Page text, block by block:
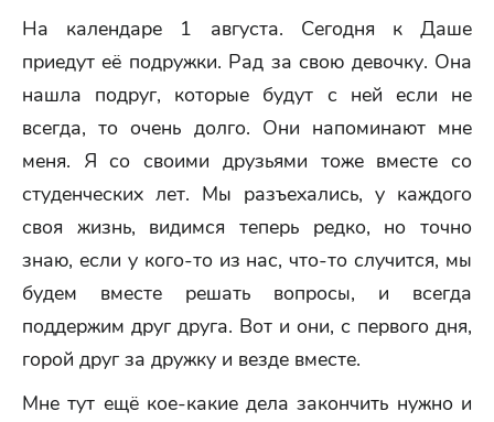
На календаре 1 августа. Сегодня к Даше
приедут её подружки. Рад за свою девочку. Она
нашла подруг, которые будут с ней если не
всегда, то очень долго. Они напоминают мне
меня. Я со своими друзьями тоже вместе со
студенческих лет. Мы разъехались, у каждого
своя жизнь, видимся теперь редко, но точно
знаю, если у кого-то из нас, что-то случится, мы
будем вместе решать вопросы, и всегда
поддержим друг друга. Вот и они, с первого дня,
горой друг за дружку и везде вместе.
Мне тут ещё кое-какие дела закончить нужно и